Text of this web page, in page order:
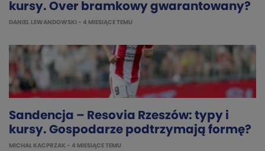
kursy. Over bramkowy gwarantowany?
DANIEL LEWANDOWSKI - 4 MIESIĄCE TEMU
Sandencja – Resovia Rzeszów: typy i
kursy. Gospodarze podtrzymają formę?
MICHAŁ KACPRZAK - 4 MIESIĄCE TEMU